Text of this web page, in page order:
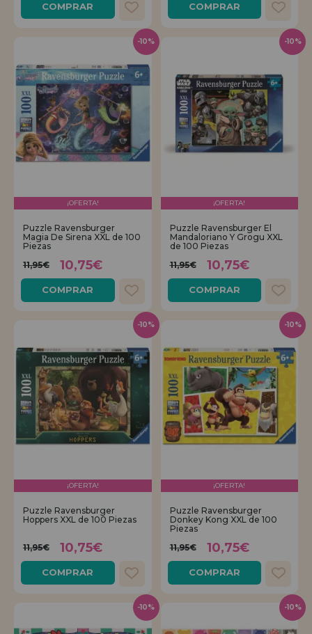
COMPRAR COMPRAR
¡OFERTA!
Puzzle Ravensburger
Magia De Sirena XXL de 100
Piezas
11,95€
10,75€
COMPRAR
-10%
¡OFERTA!
Puzzle Ravensburger El
Mandaloriano Y Grogu XXL
de 100 Piezas
11,95€
10,75€
COMPRAR
-10%
¡OFERTA!
Puzzle Ravensburger
Hoppers XXL de 100 Piezas
11,95€ 10,75€
COMPRAR
-10%
¡OFERTA!
Puzzle Ravensburger
Donkey Kong XXL de 100
Piezas
11,95€
10,75€
COMPRAR
-10%
-10% -10%